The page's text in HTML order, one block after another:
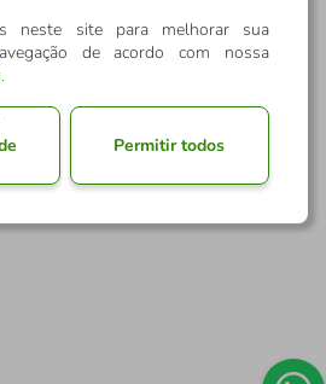
neste site para melhorar sua
de acordo com nossa
.
Permitir todos